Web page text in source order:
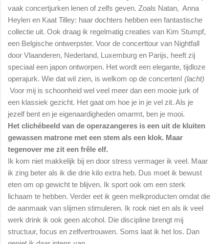
vaak concertjurken lenen of zelfs geven. Zoals Natan, Anna
Heylen en Kaat Tilley: haar dochters hebben een fantastische
collectie uit. Ook draag ik regelmatig creaties van Kim Stumpf,
een Belgische ontwerpster. Voor de concerttour van Nightfall
door Vlaanderen, Nederland, Luxemburg en Parijs, heeft zij
speciaal een japon ontworpen. Het wordt een elegante, tijdloze
operajurk. Wie dat wil zien, is welkom op de concerten! (lacht)
Voor mij is schoonheid wel veel meer dan een mooie jurk of
een klassiek gezicht. Het gaat om hoe je in je vel zit. Als je
jezelf bent en je eigenaardigheden omarmt, ben je mooi.
Het clichébeeld van de operazangeres is een uit de kluiten
gewassen matrone met een stem als een klok. Maar
tegenover me zit een frêle elf.
Ik kom niet makkelijk bij en door stress vermager ik veel. Maar
ik zing beter als ik die drie kilo extra heb. Dus moet ik bewust
eten om op gewicht te blijven. Ik sport ook om een sterk
lichaam te hebben. Verder eet ik geen melkproducten omdat die
de aanmaak van slijmen stimuleren. Ik rook niet en als ik veel
werk drink ik ook geen alcohol. Die discipline brengt mij
structuur, focus en zelfvertrouwen. Soms laat ik het los. Dan